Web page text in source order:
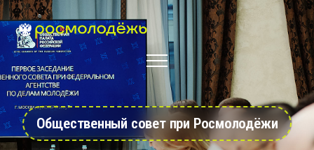
Общественный совет при Росмолодёжи